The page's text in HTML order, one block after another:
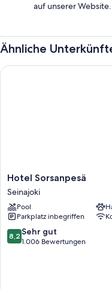
auf unserer Website.
Ähnliche
Hotel
Sorsanpesä
Seinajoki
Hotel Sorsanpesä
Seinajoki
Pool
Parkplatz inbegriffen
8.2
von
8,2 Sehr gut
1.006 Bewertungen
Hotel Sorsanpesä